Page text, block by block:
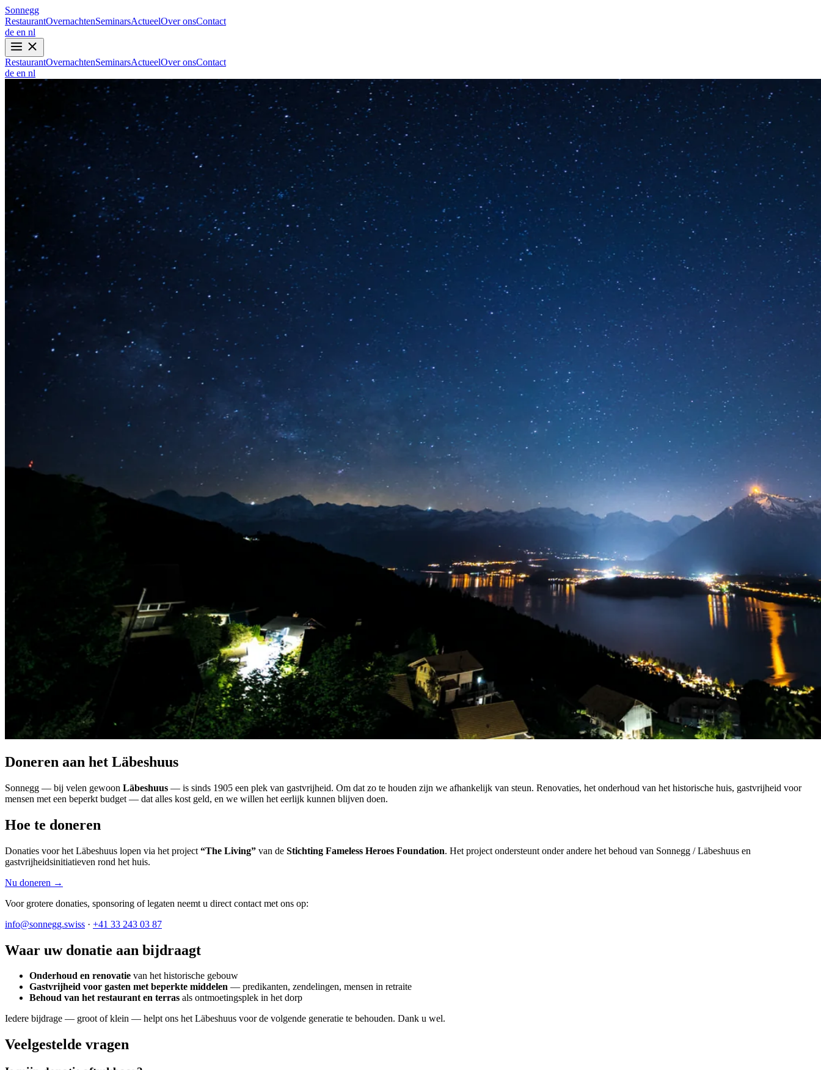
Sonnegg
RestaurantOvernachtenSeminarsActueelOver onsContact
de en nl
RestaurantOvernachtenSeminarsActueelOver onsContact
de en nl
Doneren aan het Läbeshuus
Sonnegg — bij velen gewoon Läbeshuus — is sinds 1905 een plek van gastvrijheid. Om dat zo te houden zijn we afhankelijk van steun. Renovaties, het onderhoud van het historische huis, gastvrijheid voor
mensen met een beperkt budget — dat alles kost geld, en we willen het eerlijk kunnen blijven doen.
Hoe te doneren
Donaties voor het Läbeshuus lopen via het project “The Living” van de Stichting Fameless Heroes Foundation. Het project ondersteunt onder andere het behoud van Sonnegg / Läbeshuus en
gastvrijheidsinitiatieven rond het huis.
Nu doneren →
Voor grotere donaties, sponsoring of legaten neemt u direct contact met ons op:
info@sonnegg.swiss · +41 33 243 03 87
Waar uw donatie aan bijdraagt
Onderhoud en renovatie van het historische gebouw
Gastvrijheid voor gasten met beperkte middelen — predikanten, zendelingen, mensen in retraite
Behoud van het restaurant en terras als ontmoetingsplek in het dorp
Iedere bijdrage — groot of klein — helpt ons het Läbeshuus voor de volgende generatie te behouden. Dank u wel.
Veelgestelde vragen